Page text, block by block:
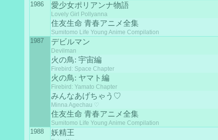
1986 愛少女ポリアンナ物語
Lovely Girl Pollyanna
住友生命 青春アニメ全集
Sumitomo Life Young Anime Compilation
1987 デビルマン
Devilman
火の鳥: 宇宙編
Firebird: Space Chapter
火の鳥: ヤマト編
Firebird: Yamato Chapter
みんなあげちゃう♡
Minna Agechau ♡
住友生命 青春アニメ全集
Sumitomo Life Young Anime Compilation
1988 妖精王